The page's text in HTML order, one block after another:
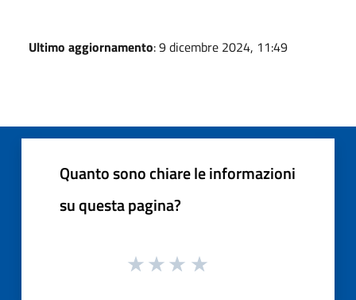
Ultimo aggiornamento: 9 dicembre 2024, 11:49
Quanto sono chiare le informazioni
su questa pagina?